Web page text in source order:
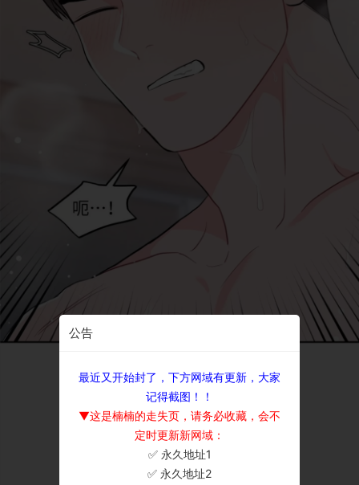
公告
最近又开始封了，下方网域有更新，大家
记得截图！！
▼这是楠楠的走失页，请务必收藏，会不
定时更新新网域：
✅ 永久地址1
✅ 永久地址2